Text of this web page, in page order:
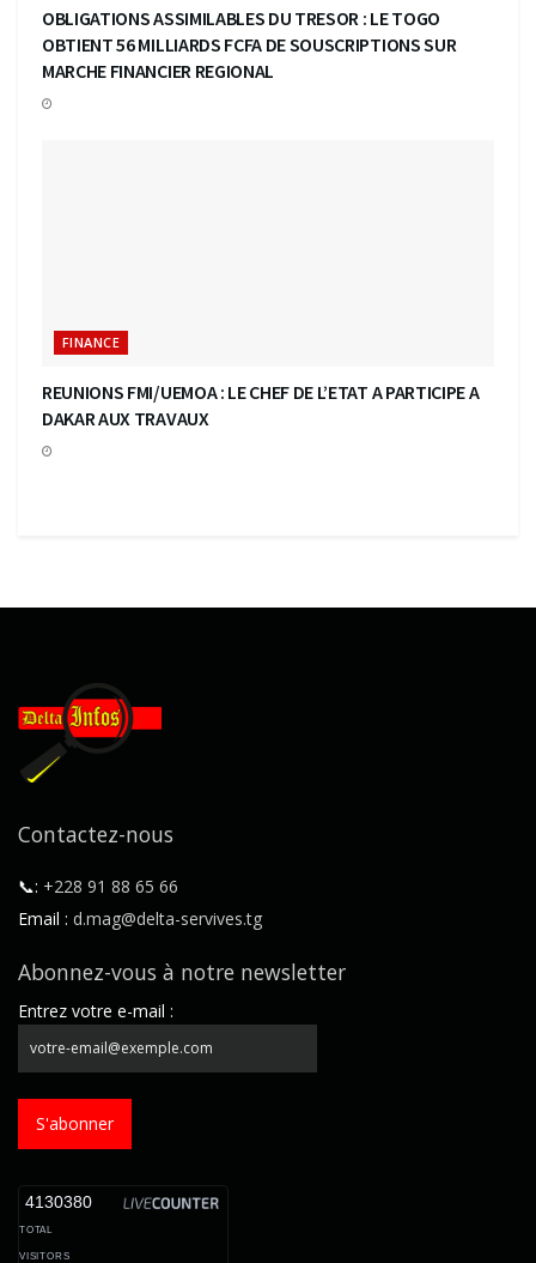
OBLIGATIONS ASSIMILABLES DU TRESOR : LE TOGO
OBTIENT 56 MILLIARDS FCFA DE SOUSCRIPTIONS SUR
MARCHE FINANCIER REGIONAL
FINANCE
REUNIONS FMI/UEMOA : LE CHEF DE L’ETAT A PARTICIPE A
DAKAR AUX TRAVAUX
Contactez-nous
📞: +228 91 88 65 66
Email : d.mag@delta-servives.tg
Abonnez-vous à notre newsletter
Entrez votre e-mail :
S'abonner
4130380
TOTAL
VISITORS